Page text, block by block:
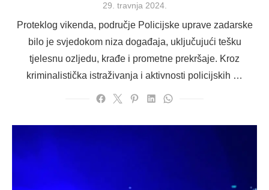
Posted
29. travnja 2024.
Proteklog vikenda, područje Policijske uprave zadarske
bilo je svjedokom niza događaja, uključujući tešku
tjelesnu ozljedu, krađe i prometne prekršaje. Kroz
kriminalistička istraživanja i aktivnosti policijskih …